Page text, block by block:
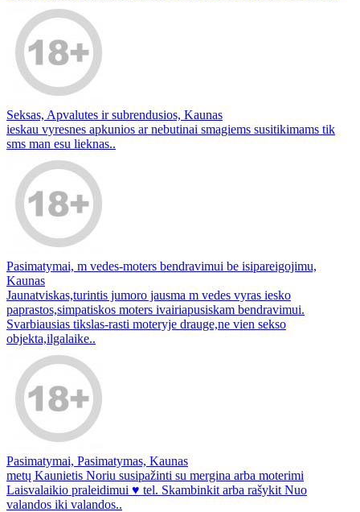
Seksas, Apvalutes ir subrendusios, Kaunas
ieskau vyresnes apkunios ar nebutinai smagiems susitikimams tik
sms man esu lieknas..
Pasimatymai, m vedes-moters bendravimui be isipareigojimu,
Kaunas
Jaunatviskas,turintis jumoro jausma m vedes vyras iesko
paprastos,simpatiskos moters ivairiapusiskam bendravimui.
Svarbiausias tikslas-rasti moteryje drauge,ne vien sekso
objekta,ilgalaike..
Pasimatymai, Pasimatymas, Kaunas
metų Kaunietis Noriu susipažinti su mergina arba moterimi
Laisvalaikio praleidimui ♥ tel. Skambinkit arba rašykit Nuo
valandos iki valandos..